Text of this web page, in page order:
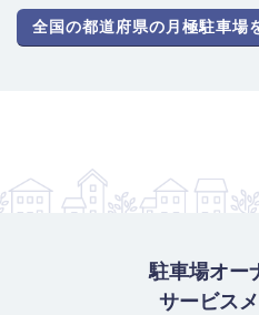
全国の都道府県の月極駐車場
駐車場オー
サービス